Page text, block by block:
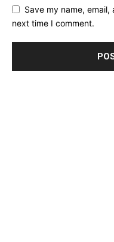
Save my name,
next time I comment.